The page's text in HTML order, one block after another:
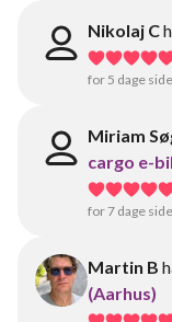
Nikolaj C
for 5 dage
Miriam
cargo e-
for 7 dage
Martin B
(Aarhus)